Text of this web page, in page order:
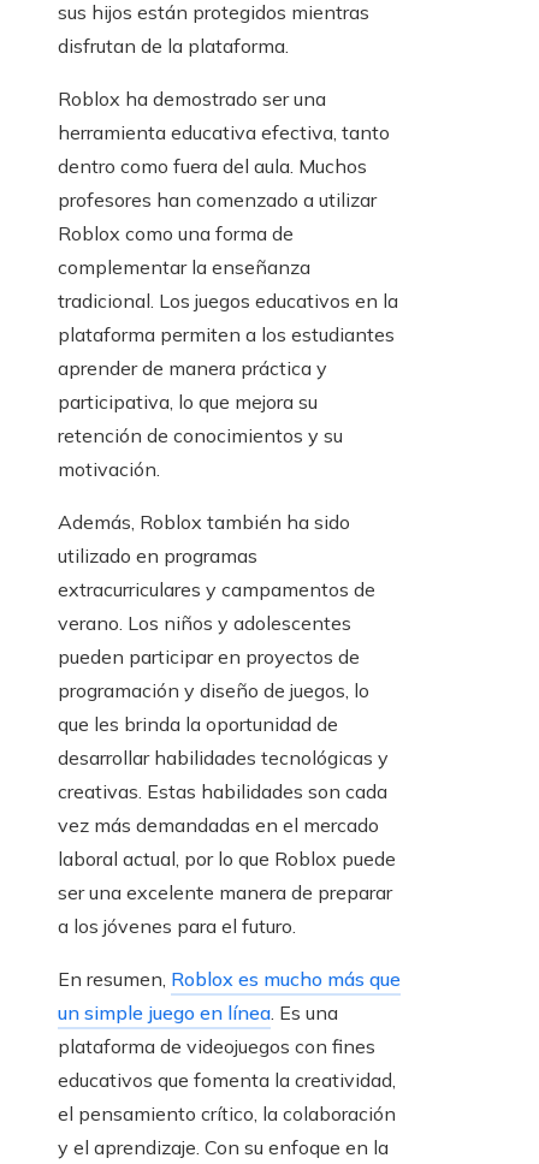
sus hijos están protegidos mientras
disfrutan de la plataforma.
Roblox ha demostrado ser una
herramienta educativa efectiva, tanto
dentro como fuera del aula. Muchos
profesores han comenzado a utilizar
Roblox como una forma de
complementar la enseñanza
tradicional. Los juegos educativos en la
plataforma permiten a los estudiantes
aprender de manera práctica y
participativa, lo que mejora su
retención de conocimientos y su
motivación.
Además, Roblox también ha sido
utilizado en programas
extracurriculares y campamentos de
verano. Los niños y adolescentes
pueden participar en proyectos de
programación y diseño de juegos, lo
que les brinda la oportunidad de
desarrollar habilidades tecnológicas y
creativas. Estas habilidades son cada
vez más demandadas en el mercado
laboral actual, por lo que Roblox puede
ser una excelente manera de preparar
a los jóvenes para el futuro.
En resumen, Roblox es mucho más que
un simple juego en línea. Es una
plataforma de videojuegos con fines
educativos que fomenta la creatividad,
el pensamiento crítico, la colaboración
y el aprendizaje. Con su enfoque en la